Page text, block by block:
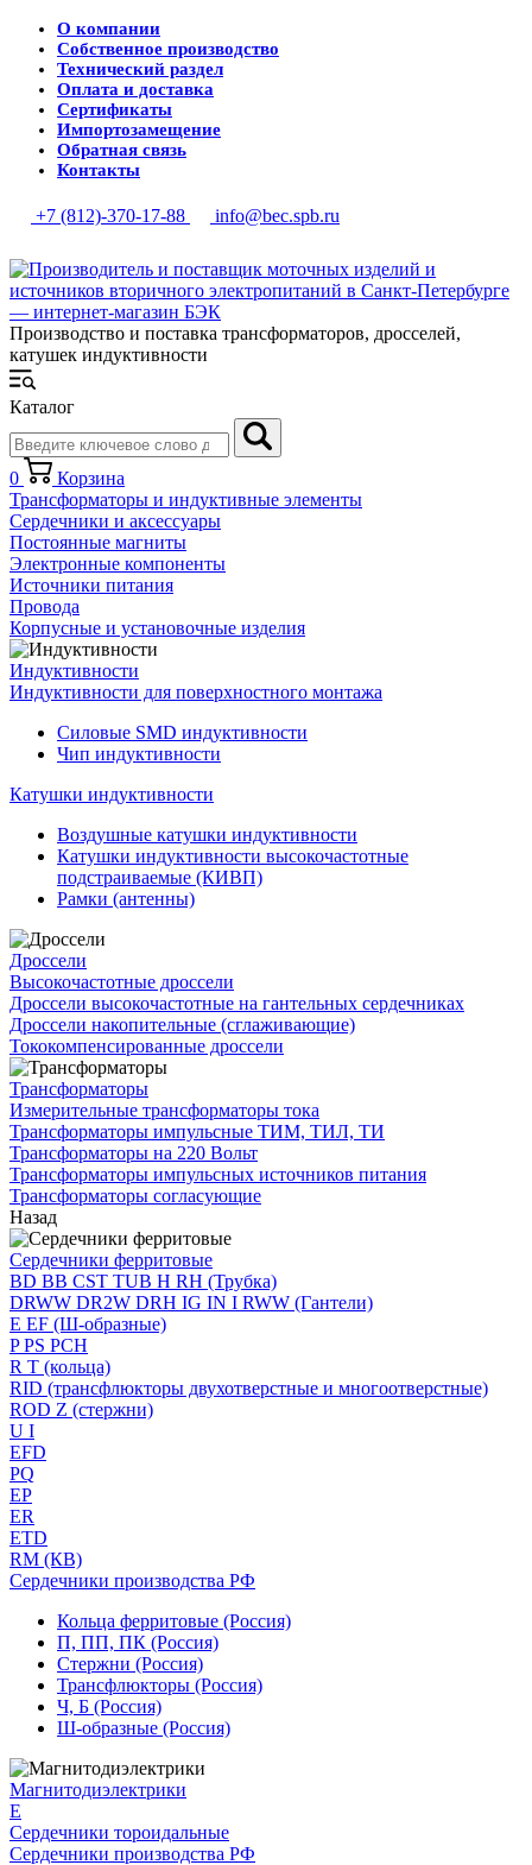
О компании
Собственное производство
Технический раздел
Оплата и доставка
Сертификаты
Импортозамещение
Обратная связь
Контакты
+7 (812)-370-17-88 info@bec.spb.ru
Производство и поставка трансформаторов, дросселей,
катушек индуктивности
Каталог
0
Корзина
Трансформаторы и индуктивные элементы
Сердечники и аксессуары
Постоянные магниты
Электронные компоненты
Источники питания
Провода
Корпусные и установочные изделия
Индуктивности
Индуктивности для поверхностного монтажа
Силовые SMD индуктивности
Чип индуктивности
Катушки индуктивности
Воздушные катушки индуктивности
Катушки индуктивности высокочастотные
подстраиваемые (КИВП)
Рамки (антенны)
Дроссели
Высокочастотные дроссели
Дроссели высокочастотные на гантельных сердечниках
Дроссели накопительные (сглаживающие)
Тококомпенсированные дроссели
Трансформаторы
Измерительные трансформаторы тока
Трансформаторы импульсные ТИМ, ТИЛ, ТИ
Трансформаторы на 220 Вольт
Трансформаторы импульсных источников питания
Трансформаторы согласующие
Назад
Сердечники ферритовые
BD BB CST TUB H RH (Трубка)
DRWW DR2W DRH IG IN I RWW (Гантели)
E EF (Ш-образные)
P PS PCH
R T (кольца)
RID (трансфлюкторы двухотверстные и многоотверстные)
ROD Z (стержни)
U I
EFD
PQ
EP
ER
ETD
RM (КВ)
Сердечники производства РФ
Кольца ферритовые (Россия)
П, ПП, ПК (Россия)
Стержни (Россия)
Трансфлюкторы (Россия)
Ч, Б (Россия)
Ш-образные (Россия)
Магнитодиэлектрики
E
Сердечники тороидальные
Сердечники производства РФ